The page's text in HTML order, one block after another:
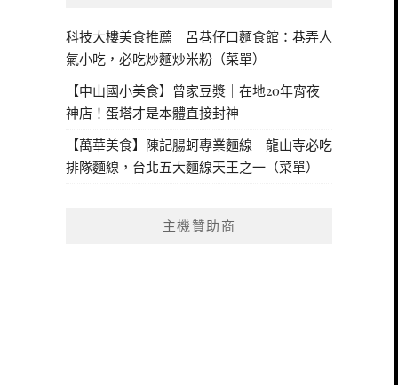
科技大樓美食推薦｜呂巷仔口麵食館：巷弄人
氣小吃，必吃炒麵炒米粉（菜單）
【中山國小美食】曾家豆漿｜在地20年宵夜
神店！蛋塔才是本體直接封神
【萬華美食】陳記腸蚵專業麵線｜龍山寺必吃
排隊麵線，台北五大麵線天王之一（菜單）
主機贊助商